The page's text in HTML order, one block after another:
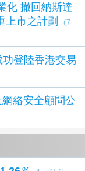
達
上市之計劃
(7
登陸香港交易
絡安全顧問公